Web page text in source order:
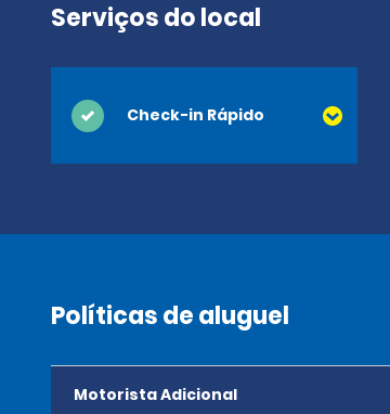
Serviços do local
Check-in Rápido
Políticas de aluguel
Motorista Adicional